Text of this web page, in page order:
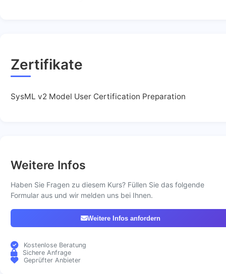
Zertifikate
SysML v2 Model User Certification Preparation
Weitere Infos
Haben Sie Fragen zu diesem Kurs? Füllen Sie das folgende
Formular aus und wir melden uns bei Ihnen.
Weitere Infos anfordern
Kostenlose Beratung
Sichere Anfrage
Geprüfter Anbieter